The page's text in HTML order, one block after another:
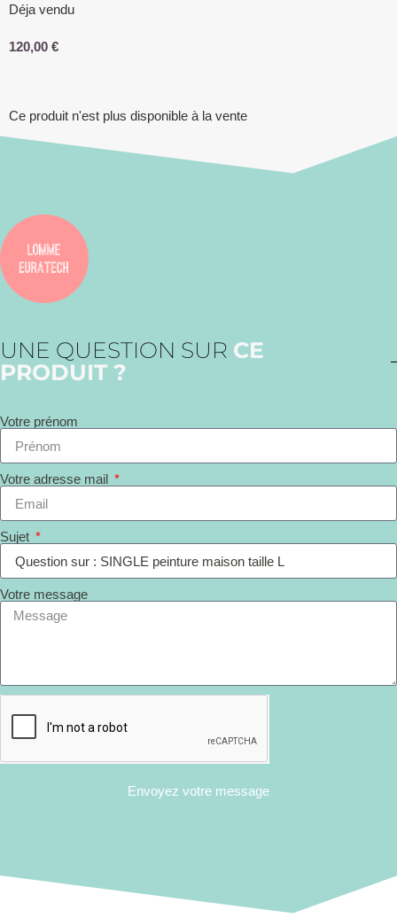
Déja vendu
120,00 €
Ce produit n'est plus disponible à la vente
UNE QUESTION SUR CE
PRODUIT ?
Votre prénom
Votre adresse mail
Sujet
Votre message
Envoyez votre message